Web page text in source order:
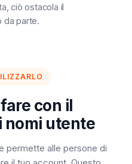
ciò ostacola il
da parte.
con il
nomi utente
permette alle persone di